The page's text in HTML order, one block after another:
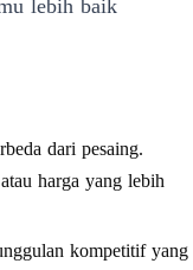
lebih baik
dari pesaing.
harga yang lebih
kompetitif yang